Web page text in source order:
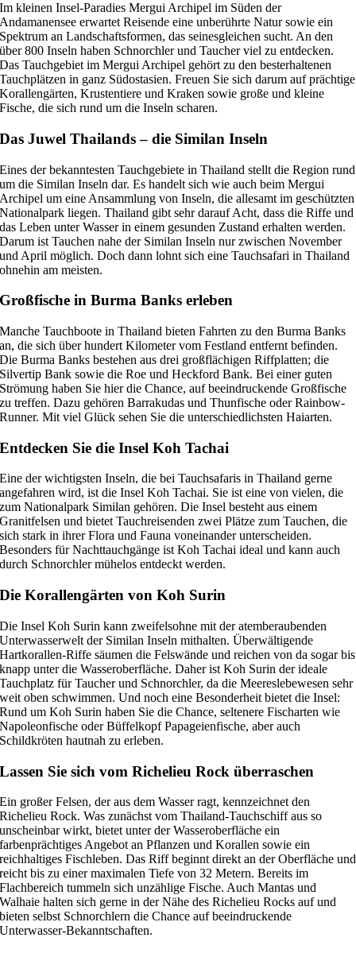
Im kleinen Insel-Paradies Mergui Archipel im Süden der
Andamanensee erwartet Reisende eine unberührte Natur sowie ein
Spektrum an Landschaftsformen, das seinesgleichen sucht. An den
über 800 Inseln haben Schnorchler und Taucher viel zu entdecken.
Das Tauchgebiet im Mergui Archipel gehört zu den besterhaltenen
Tauchplätzen in ganz Südostasien. Freuen Sie sich darum auf prächtige
Korallengärten, Krustentiere und Kraken sowie große und kleine
Fische, die sich rund um die Inseln scharen.
Das Juwel Thailands – die Similan Inseln
Eines der bekanntesten Tauchgebiete in Thailand stellt die Region rund
um die Similan Inseln dar. Es handelt sich wie auch beim Mergui
Archipel um eine Ansammlung von Inseln, die allesamt im geschützten
Nationalpark liegen. Thailand gibt sehr darauf Acht, dass die Riffe und
das Leben unter Wasser in einem gesunden Zustand erhalten werden.
Darum ist Tauchen nahe der Similan Inseln nur zwischen November
und April möglich. Doch dann lohnt sich eine Tauchsafari in Thailand
ohnehin am meisten.
Großfische in Burma Banks erleben
Manche Tauchboote in Thailand bieten Fahrten zu den Burma Banks
an, die sich über hundert Kilometer vom Festland entfernt befinden.
Die Burma Banks bestehen aus drei großflächigen Riffplatten; die
Silvertip Bank sowie die Roe und Heckford Bank. Bei einer guten
Strömung haben Sie hier die Chance, auf beeindruckende Großfische
zu treffen. Dazu gehören Barrakudas und Thunfische oder Rainbow-
Runner. Mit viel Glück sehen Sie die unterschiedlichsten Haiarten.
Entdecken Sie die Insel Koh Tachai
Eine der wichtigsten Inseln, die bei Tauchsafaris in Thailand gerne
angefahren wird, ist die Insel Koh Tachai. Sie ist eine von vielen, die
zum Nationalpark Similan gehören. Die Insel besteht aus einem
Granitfelsen und bietet Tauchreisenden zwei Plätze zum Tauchen, die
sich stark in ihrer Flora und Fauna voneinander unterscheiden.
Besonders für Nachttauchgänge ist Koh Tachai ideal und kann auch
durch Schnorchler mühelos entdeckt werden.
Die Korallengärten von Koh Surin
Die Insel Koh Surin kann zweifelsohne mit der atemberaubenden
Unterwasserwelt der Similan Inseln mithalten. Überwältigende
Hartkorallen-Riffe säumen die Felswände und reichen von da sogar bis
knapp unter die Wasseroberfläche. Daher ist Koh Surin der ideale
Tauchplatz für Taucher und Schnorchler, da die Meereslebewesen sehr
weit oben schwimmen. Und noch eine Besonderheit bietet die Insel:
Rund um Koh Surin haben Sie die Chance, seltenere Fischarten wie
Napoleonfische oder Büffelkopf Papageienfische, aber auch
Schildkröten hautnah zu erleben.
Lassen Sie sich vom Richelieu Rock überraschen
Ein großer Felsen, der aus dem Wasser ragt, kennzeichnet den
Richelieu Rock. Was zunächst vom Thailand-Tauchschiff aus so
unscheinbar wirkt, bietet unter der Wasseroberfläche ein
farbenprächtiges Angebot an Pflanzen und Korallen sowie ein
reichhaltiges Fischleben. Das Riff beginnt direkt an der Oberfläche und
reicht bis zu einer maximalen Tiefe von 32 Metern. Bereits im
Flachbereich tummeln sich unzählige Fische. Auch Mantas und
Walhaie halten sich gerne in der Nähe des Richelieu Rocks auf und
bieten selbst Schnorchlern die Chance auf beeindruckende
Unterwasser-Bekanntschaften.